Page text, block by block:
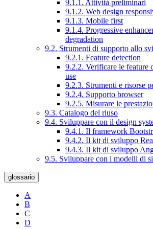
9.1.1. Attività preliminari
9.1.2. Web design
9.1.3. Mobile first
9.1.4. Progressive
degradation
9.2. Strumenti di supporto allo
9.2.1. Feature detection
9.2.2. Verificare le feature
use
9.2.3. Strumenti e risorse
9.2.4. Supporto browser
9.2.5. Misurare le
9.3. Catalogo del riuso
9.4. Sviluppare con il design
9.4.1. Il framework
9.4.2. Il kit di sviluppo
9.4.3. Il kit di sviluppo
9.5. Sviluppare con i modelli di
glossario
A
B
C
D